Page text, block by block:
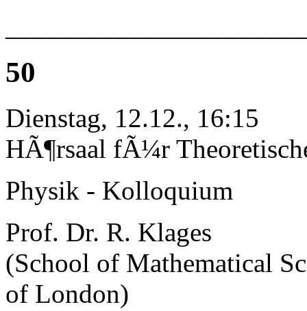
50
Dienstag, 12.12., 16:15
HÃ¶rsaal fÃ¼r
Physik - Kolloquium
Prof. Dr. R. Klages
(School of Mathematical
of London)